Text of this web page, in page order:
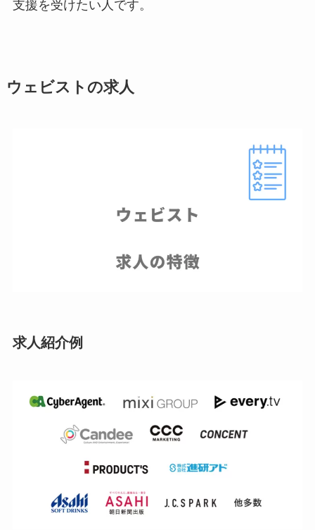
支援を受けたい人です。
ウェビストの求人
求人紹介例